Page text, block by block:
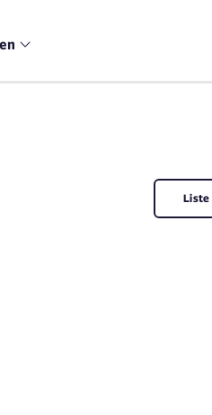
Liste